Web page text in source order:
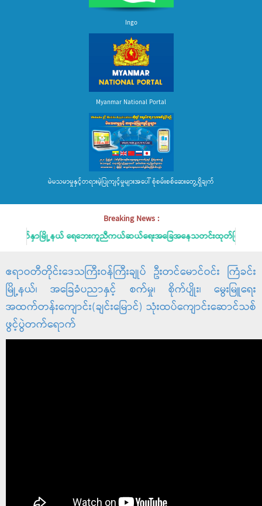
Ingo
Myanmar National Portal
မဲမသမာမှုနှင့်တရားမဲ့ပြုကျင့်မှုများအပေါ် စုံစမ်းစစ်ဆေးတွေ့ရှိချက်
Breaking News :
ျက်နှာမြို့နယ် ရေဘေးကူညီကယ်ဆယ်ရေးအခြေအနေသတင်းထုတ်ပြန်ခြင်း
ဧရာဝတီတိုင်းဒေသကြီးဝန်ကြီးချုပ် ဦးတင်မောင်ဝင်း ကြံခင်း
မြို့နယ်၊ အခြေခံပညာနှင့် စက်မှု၊ စိုက်ပျိုး၊ မွေးမြူရေး
အထက်တန်းကျောင်း(ချင်းမြောင်) သုံးထပ်ကျောင်းဆောင်သစ်
ဖွင့်ပွဲတက်ရောက်